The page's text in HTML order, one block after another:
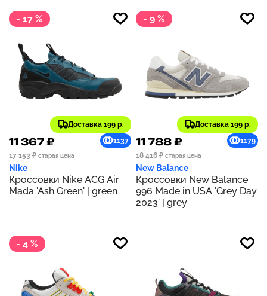
- 17 %
Доставка 199 р.
11 367 ₽
1137
17 153 ₽ старая цена
Nike
Кроссовки Nike ACG Air
Mada 'Ash Green' | green
- 9 %
Доставка 199 р.
11 788 ₽
1179
18 416 ₽ старая цена
New Balance
Кроссовки New Balance
996 Made in USA 'Grey Day
2023' | grey
- 4 %